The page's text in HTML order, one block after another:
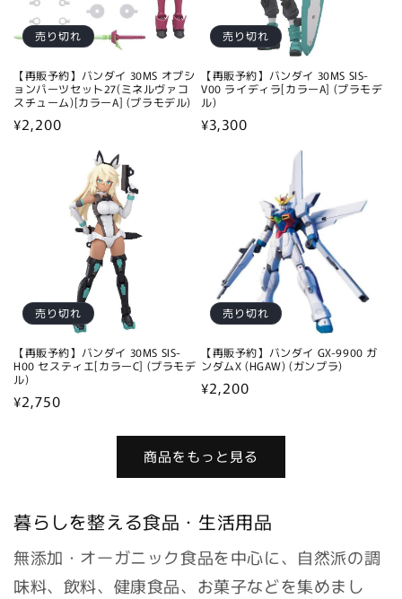
売り切れ
【再販予約】バンダイ 30MS オプシ
ョンパーツセット27(ミネルヴァコ
スチューム)[カラーA] (プラモデル)
通
¥2,200
売り切れ
【再販予約】バンダイ 30MS SIS-
V00 ライディラ[カラーA] (プラモデ
ル)
通
¥3,300
売り切れ
【再販予約】バンダイ 30MS SIS-
H00 セスティエ[カラーC] (プラモデ
ル)
通
¥2,750
売り切れ
【再販予約】バンダイ GX-9900 ガ
ンダムX (HGAW) (ガンプラ)
通
価
格
¥2,200
商品をもっと見る
暮らしを整える食品・生活用品
無添加・オーガニック食品を中心に、自然派の調
味料、飲料、健康食品、お菓子などを集めまし